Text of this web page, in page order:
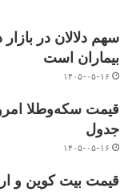
سهم دلالان در
بیماران است
۱۴۰۵-۰۵-۱۶
جدول
۱۴۰۵-۰۵-۱۶
قیمت بیت کوین و